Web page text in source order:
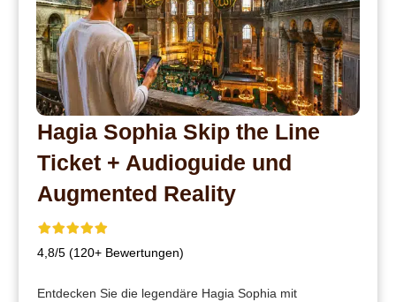
Hagia Sophia Skip the Line
Ticket + Audioguide und
Augmented Reality
4,8/5 (120+ Bewertungen)
Entdecken Sie die legendäre Hagia Sophia mit